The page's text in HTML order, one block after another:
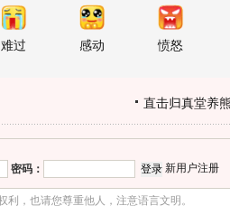
难过 感动 愤怒
直击归真堂养
密码： 新用户注册